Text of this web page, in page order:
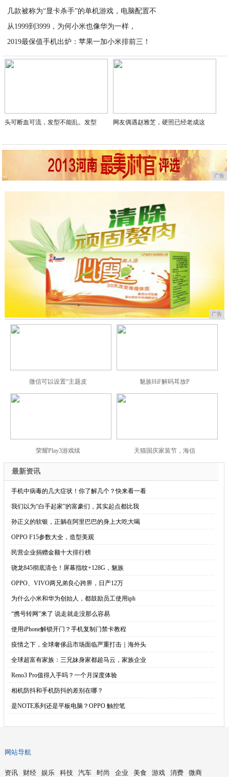
几款被称为“显卡杀手”的单机游戏，电脑配置不
从1999到3999，为何小米也像华为一样，
2019最保值手机出炉：苹果一加小米排前三！
2020-04-03
头可断血可流，发型不能乱。发型 网友偶遇赵雅芝，硬照已经老成这
广告
广告
微信可以设置“主题皮 魅族HiF解码耳放P
荣耀Play3游戏续 天猫国庆家装节，海信
最新资讯
·手机中病毒的几大症状！你了解几个？快来看一看
·我们以为“白手起家”的富豪们，其实起点都比我
·孙正义的软银，正躺在阿里巴巴的身上大吃大喝
·OPPO F15参数大全，造型美观
· 民营企业捐赠金额十大排行榜
·骁龙845彻底清仓！屏幕指纹+128G，魅族
·OPPO、VIVO两兄弟良心跨界，日产12万
·为什么小米和华为创始人，都鼓励员工使用iph
·“携号转网”来了 说走就走没那么容易
·使用iPhone解锁开门？手机复制门禁卡教程
·疫情之下，全球奢侈品市场面临严重打击｜海外头
·全球超富有家族：三兄妹身家都超马云，家族企业
·Reno3 Pro值得入手吗？一个月深度体验
·相机防抖和手机防抖的差别在哪？
·是NOTE系列还是平板电脑？OPPO 触控笔
网站导航
资讯 财经 娱乐 科技 汽车 时尚 企业 美食 游戏 消费 微商